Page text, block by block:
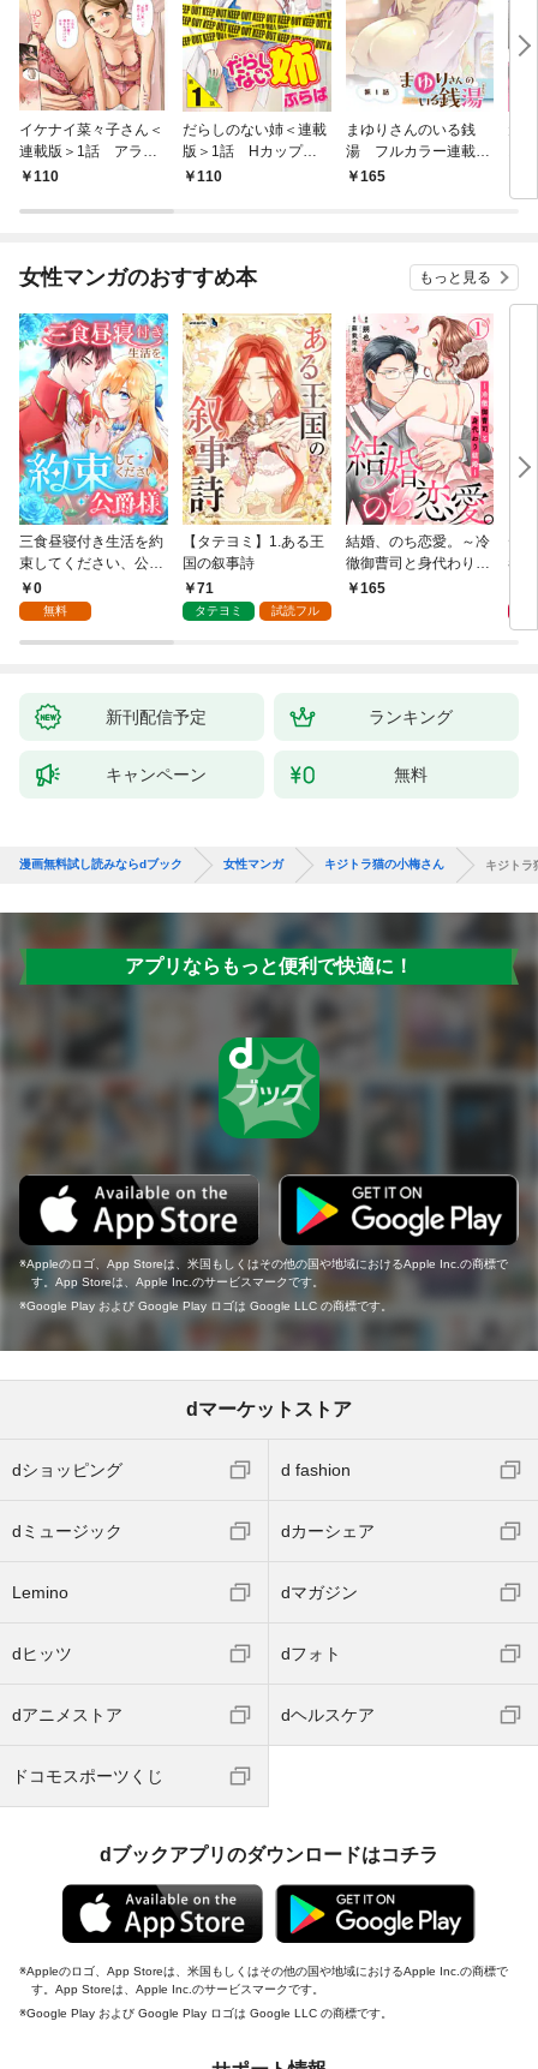
イケナイ菜々子さん＜
連載版＞1話 アラフ
ォー女神と初体験
110
だらしのない姉＜連載
版＞1話 Hカップの
姉110
まゆりさんのいる銭
湯 フルカラー連載
版 第１話 癒しの谷
165
元
ノ
女性マンガのおすすめ本 もっと見る
三食昼寝付き生活を約
束してください、公爵
様 1話
0
無料
【タテヨミ】1.ある王
国の叙事詩
71
タテヨミ 試読フル
結婚、のち恋愛。～冷
徹御曹司と身代わり結
婚～1
165
デ
者
新刊配信予定 ランキング
キャンペーン 無料
漫画無料試し読みならdブック 女性マンガ キジトラ猫の小梅さん キジトラ
アプリならもっと便利で快適に！
Appleのロゴ、App Storeは、米国もしくはその他の国や地域におけるApple Inc.の商標で
す。App Storeは、Apple Inc.のサービスマークです。
Google Play および Google Play ロゴは Google LLC の商標です。
dマーケットストア
dショッピング d fashion
dミュージック dカーシェア
Lemino dマガジン
dヒッツ dフォト
dアニメストア dヘルスケア
ドコモスポーツくじ
dブックアプリのダウンロードはコチラ
Appleのロゴ、App Storeは、米国もしくはその他の国や地域におけるApple Inc.の商標で
す。App Storeは、Apple Inc.のサービスマークです。
Google Play および Google Play ロゴは Google LLC の商標です。